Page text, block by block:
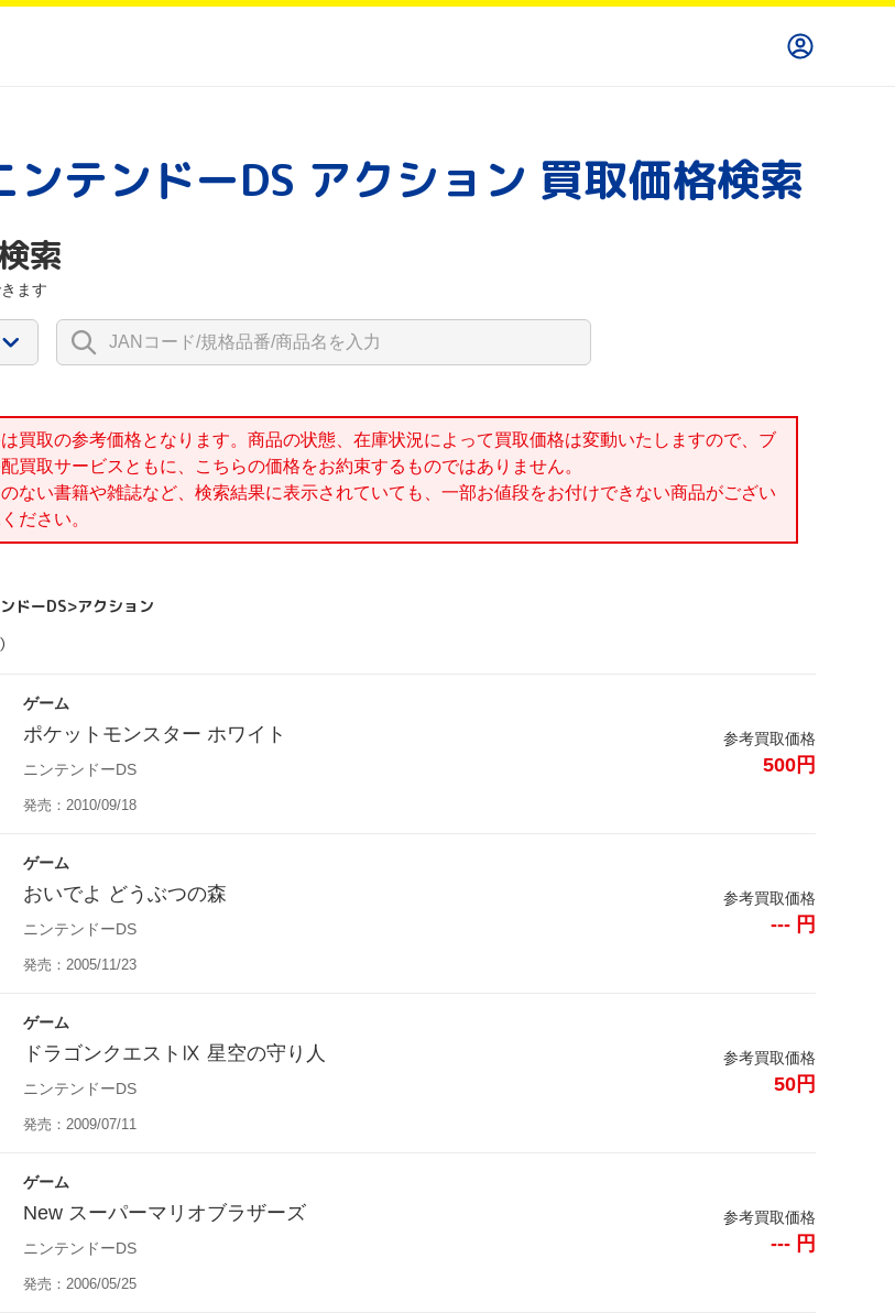
ンテンドーDS アクション 買取価格検索
索
ます
買取の参考価格となります。商品の状態、在庫状況によって買取価格は変動いたしますので、ブ
買取サービスともに、こちらの価格をお約束するものではありません。
ない書籍や雑誌など、検索結果に表示されていても、一部お値段をお付けできない商品がござい
ださい。
ドーDS>アクション
ゲーム
ポケットモンスター ホワイト
ニンテンドーDS
発売：2010/09/18
参考買取価格
500円
ゲーム
おいでよ どうぶつの森
ニンテンドーDS
発売：2005/11/23
参考買取価格
--- 円
ゲーム
ドラゴンクエストⅨ 星空の守り人
ニンテンドーDS
発売：2009/07/11
参考買取価格
50円
ゲーム
New スーパーマリオブラザーズ
ニンテンドーDS
発売：2006/05/25
参考買取価格
--- 円